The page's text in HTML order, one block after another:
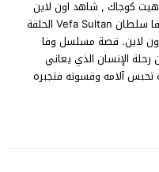
كوجاك , شاهد اون لاين
الحلقة 23 الثالثة والعشرون مترجم من وفا سلطان Vefa Sultan الحلقة
لاين. قصة مسلسل وفا
رحلة الإنسان الذي يعاني
آلامه وقسوته فتجبره